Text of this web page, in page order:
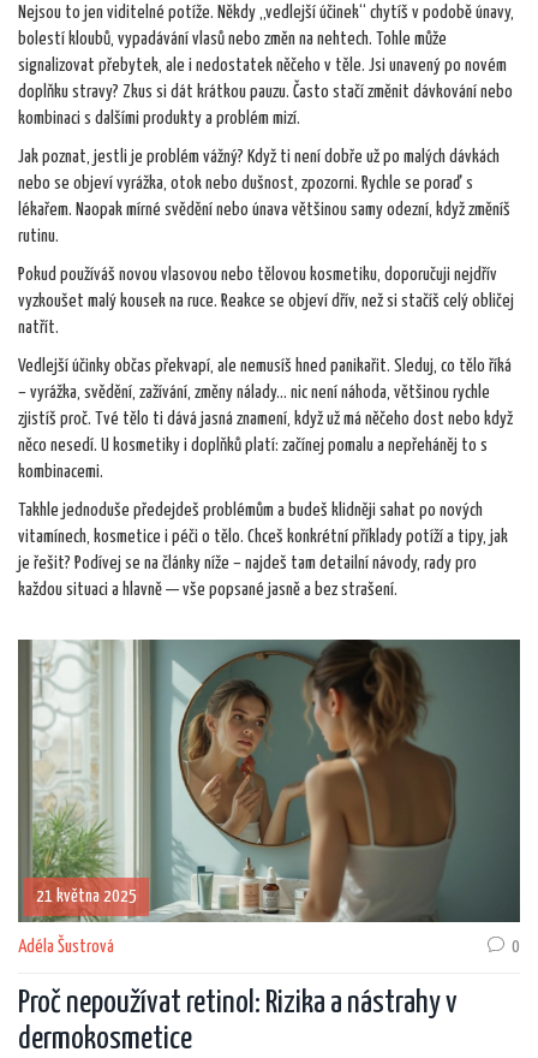
Nejsou to jen viditelné potíže. Někdy „vedlejší účinek“ chytíš v podobě únavy,
bolestí kloubů, vypadávání vlasů nebo změn na nehtech. Tohle může
signalizovat přebytek, ale i nedostatek něčeho v těle. Jsi unavený po novém
doplňku stravy? Zkus si dát krátkou pauzu. Často stačí změnit dávkování nebo
kombinaci s dalšími produkty a problém mizí.
Jak poznat, jestli je problém vážný? Když ti není dobře už po malých dávkách
nebo se objeví vyrážka, otok nebo dušnost, zpozorni. Rychle se poraď s
lékařem. Naopak mírné svědění nebo únava většinou samy odezní, když změníš
rutinu.
Pokud používáš novou vlasovou nebo tělovou kosmetiku, doporučuji nejdřív
vyzkoušet malý kousek na ruce. Reakce se objeví dřív, než si stačíš celý obličej
natřít.
Vedlejší účinky občas překvapí, ale nemusíš hned panikařit. Sleduj, co tělo říká
– vyrážka, svědění, zažívání, změny nálady… nic není náhoda, většinou rychle
zjistíš proč. Tvé tělo ti dává jasná znamení, když už má něčeho dost nebo když
něco nesedí. U kosmetiky i doplňků platí: začínej pomalu a nepřeháněj to s
kombinacemi.
Takhle jednoduše předejdeš problémům a budeš klidněji sahat po nových
vitamínech, kosmetice i péči o tělo. Chceš konkrétní příklady potíží a tipy, jak
je řešit? Podívej se na články níže – najdeš tam detailní návody, rady pro
každou situaci a hlavně — vše popsané jasně a bez strašení.
21 května 2025
Adéla Šustrová 0
Proč nepoužívat retinol: Rizika a nástrahy v
dermokosmetice